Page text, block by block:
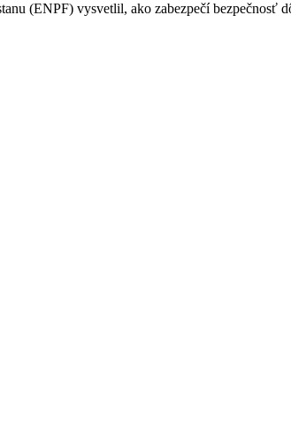
(ENPF) vysvetlil, ako zabezpečí bezpečnosť